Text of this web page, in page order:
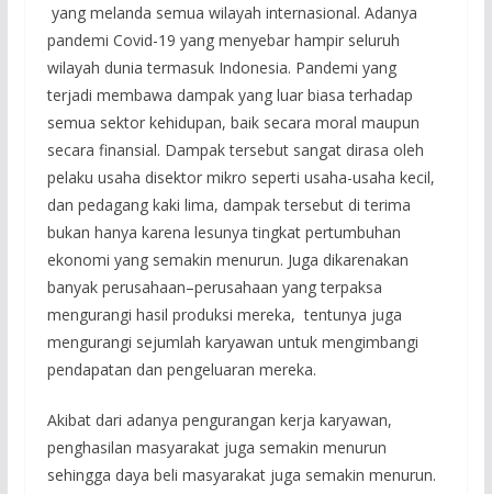
yang melanda semua wilayah internasional. Adanya
pandemi Covid-19 yang menyebar hampir seluruh
wilayah dunia termasuk Indonesia. Pandemi yang
terjadi membawa dampak yang luar biasa terhadap
semua sektor kehidupan, baik secara moral maupun
secara finansial. Dampak tersebut sangat dirasa oleh
pelaku usaha disektor mikro seperti usaha-usaha kecil,
dan pedagang kaki lima, dampak tersebut di terima
bukan hanya karena lesunya tingkat pertumbuhan
ekonomi yang semakin menurun. Juga dikarenakan
banyak perusahaan–perusahaan yang terpaksa
mengurangi hasil produksi mereka, tentunya juga
mengurangi sejumlah karyawan untuk mengimbangi
pendapatan dan pengeluaran mereka.
Akibat dari adanya pengurangan kerja karyawan,
penghasilan masyarakat juga semakin menurun
sehingga daya beli masyarakat juga semakin menurun.